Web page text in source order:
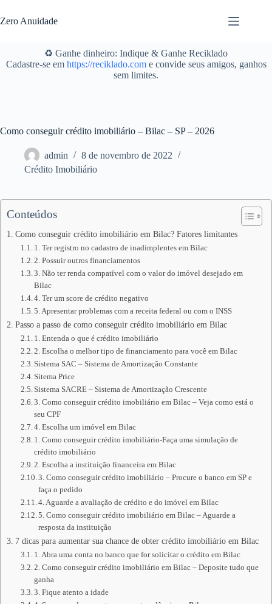
para
o
Zero Anuidade
♻️ Ganhe dinheiro: Indique & Ganhe Reciklado
Cadastre-se em https://reciklado.come convide seus amigos, ganhos
sem limites.
Como conseguir crédito imobiliário – Bilac – SP – 2026
admin
8 de novembro de 2022
Crédito Imobiliário
Conteúdos
Como conseguir crédito imobiliário em Bilac? Fatores limitantes
1. Ter registro no cadastro de inadimplentes em Bilac
2. Possuir outros financiamentos
3. Não ter renda compatível com o valor do imóvel desejado em
Bilac
4. Ter um score de crédito negativo
5. Apresentar problemas com a receita federal ou com o INSS
Passo a passo de como conseguir crédito imobiliário em Bilac
1. Entenda o que é crédito imobiliário
2. Escolha o melhor tipo de financiamento para você em Bilac
Sistema SAC – Sistema de Amortização Constante
Sitema Price
Sistema SACRE – Sistema de Amortização Crescente
3. Como conseguir crédito imobiliário em Bilac – Veja como está o
seu CPF
4. Escolha um imóvel em Bilac
1. Como conseguir crédito imobiliário-Faça uma simulação de
crédito imobiliário
2. Escolha a instituição financeira em Bilac
3. Como conseguir crédito imobiliário – Procure o banco em SP e
faça o pedido
4. Aguarde a avaliação de crédito e do imóvel em Bilac
5. Como conseguir crédito imobiliário em Bilac – Aguarde a
resposta da instituição
7 dicas para aumentar sua chance de obter crédito imobiliário em Bilac
1. Abra uma conta no banco que for solicitar o crédito em Bilac
2. Como conseguir crédito imobiliário em Bilac – Deposite tudo que
ganha
3. Fique atento a idade